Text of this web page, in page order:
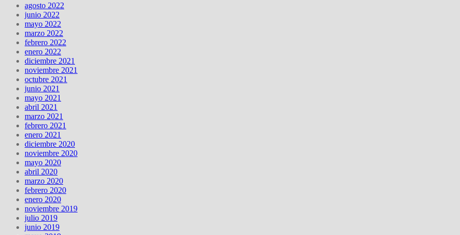
agosto 2022
junio 2022
mayo 2022
marzo 2022
febrero 2022
enero 2022
diciembre 2021
noviembre 2021
octubre 2021
junio 2021
mayo 2021
abril 2021
marzo 2021
febrero 2021
enero 2021
diciembre 2020
noviembre 2020
mayo 2020
abril 2020
marzo 2020
febrero 2020
enero 2020
noviembre 2019
julio 2019
junio 2019